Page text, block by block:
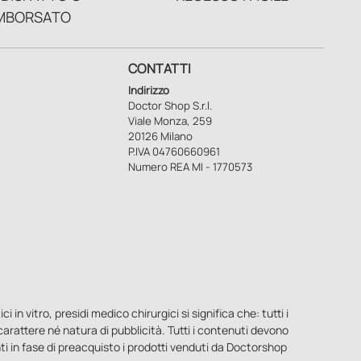
CONTATTI
Indirizzo
Doctor Shop S.r.l.
Viale Monza, 259
20126 Milano
P.IVA 04760660961
Numero REA MI - 1770573
in vitro, presidi medico chirurgici si significa che: tutti i
né natura di pubblicità. Tutti i contenuti devono
in fase di preacquisto i prodotti venduti da Doctorshop